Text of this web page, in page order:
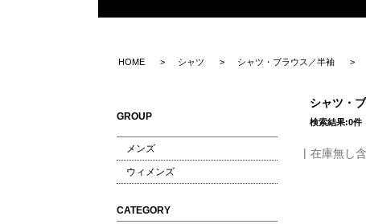
HOME シャツ シャツ・ブラウス／半袖
GROUP
メンズ
ウィメンズ
CATEGORY
シャツ・
検索結果:0件
在庫無し